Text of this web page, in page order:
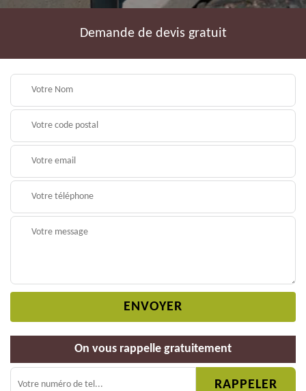
Demande de devis gratuit
On vous rappelle gratuitement